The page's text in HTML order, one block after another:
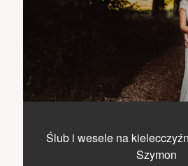
Ślub i wesele na
Szymon
Sacramento,
123.456.7890